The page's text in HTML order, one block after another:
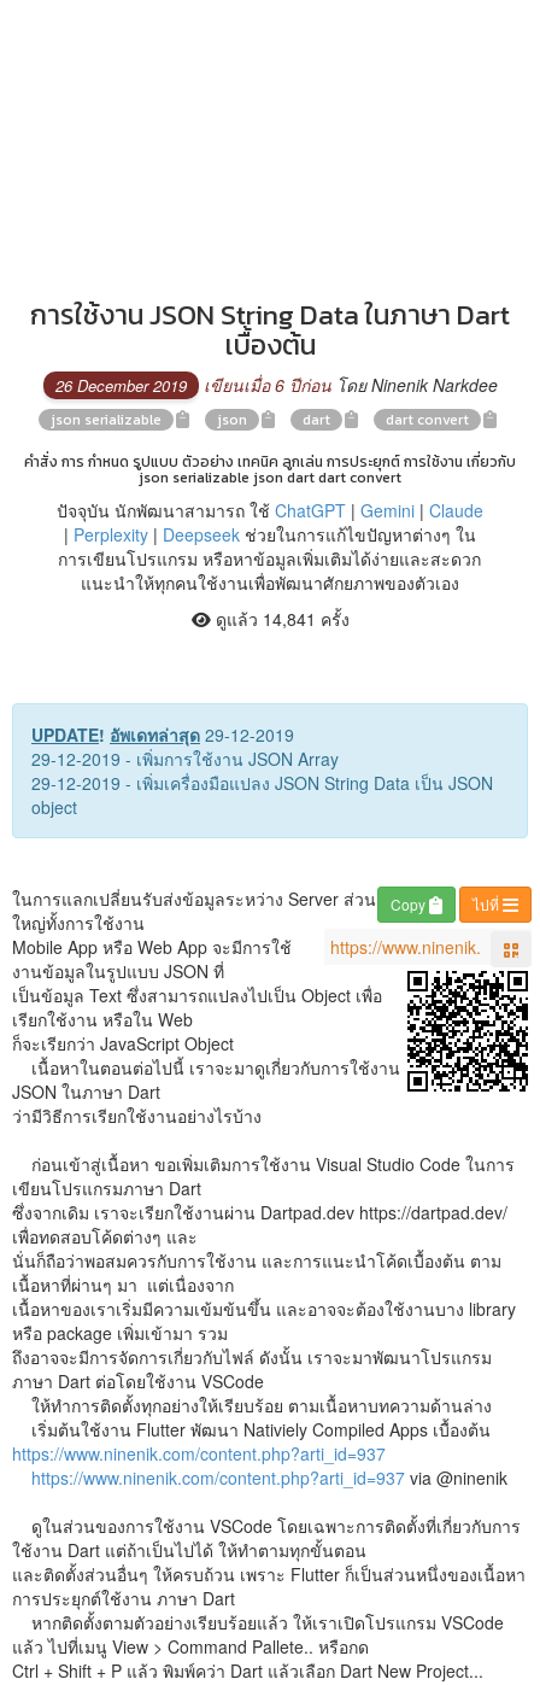
การใช้งาน JSON String Data ในภาษา Dart
เบื้องต้น
26 December 2019 เขียนเมื่อ 6 ปีก่อนโดย Ninenik Narkdee
json serializable json dart
dart convert
คำสั่ง การ กำหนด รูปแบบ ตัวอย่าง เทคนิค ลูกเล่น การประยุกต์ การใช้งาน เกี่ยวกับ
json serializable json dart dart convert
ปัจจุบัน นักพัฒนาสามารถ ใช้ ChatGPT| Gemini| Claude
| Perplexity| Deepseekช่วยในการแก้ไขปัญหาต่างๆ ใน
การเขียนโปรแกรม หรือหาข้อมูลเพิ่มเติมได้ง่ายและสะดวก
แนะนำให้ทุกคนใช้งานเพื่อพัฒนาศักยภาพของตัวเอง
ดูแล้ว 14,841 ครั้ง
UPDATE! อัพเดทล่าสุด 29-12-2019
29-12-2019 - เพิ่มการใช้งาน JSON Array
29-12-2019 - เพิ่มเครื่องมือแปลง JSON String Data เป็น JSON
object
ไปที่
Copy
ในการแลกเปลี่ยนรับส่งข้อมูลระหว่าง Server ส่วน
ใหญ่ทั้งการใช้งาน
Mobile App หรือ Web App จะมีการใช้
งานข้อมูลในรูปแบบ JSON ที่
เป็นข้อมูล Text ซึ่งสามารถแปลงไปเป็น Object เพื่อ
เรียกใช้งาน หรือใน Web
ก็จะเรียกว่า JavaScript Object
เนื้อหาในตอนต่อไปนี้ เราจะมาดูเกี่ยวกับการใช้งาน
JSON ในภาษา Dart
ว่ามีวิธีการเรียกใช้งานอย่างไรบ้าง
ก่อนเข้าสู่เนื้อหา ขอเพิ่มเติมการใช้งาน Visual Studio Code ในการ
เขียนโปรแกรมภาษา Dart
ซึ่งจากเดิม เราจะเรียกใช้งานผ่าน Dartpad.dev https://dartpad.dev/
เพื่อทดสอบโค้ดต่างๆ และ
นั่นก็ถือว่าพอสมควรกับการใช้งาน และการแนะนำโค้ดเบื้องต้น ตาม
เนื้อหาที่ผ่านๆ มา แต่เนื่องจาก
เนื้อหาของเราเริ่มมีความเข้มข้นขึ้น และอาจจะต้องใช้งานบาง library
หรือ package เพิ่มเข้ามา รวม
ถึงอาจจะมีการจัดการเกี่ยวกับไฟล์ ดังนั้น เราจะมาพัฒนาโปรแกรม
ภาษา Dart ต่อโดยใช้งาน VSCode
ให้ทำการติดตั้งทุกอย่างให้เรียบร้อย ตามเนื้อหาบทความด้านล่าง
เริ่มต้นใช้งาน Flutter พัฒนา Nativiely Compiled Apps เบื้องต้น
https://www.ninenik.com/content.php?arti_id=937
https://www.ninenik.com/content.php?arti_id=937 via @ninenik
ดูในส่วนของการใช้งาน VSCode โดยเฉพาะการติดตั้งที่เกี่ยวกับการ
ใช้งาน Dart แต่ถ้าเป็นไปได้ ให้ทำตามทุกขั้นตอน
และติดตั้งส่วนอื่นๆ ให้ครบถ้วน เพราะ Flutter ก็เป็นส่วนหนึ่งของเนื้อหา
การประยุกต์ใช้งาน ภาษา Dart
หากติดตั้งตามตัวอย่างเรียบร้อยแล้ว ให้เราเปิดโปรแกรม VSCode
แล้ว ไปที่เมนู View > Command Pallete.. หรือกด
Ctrl + Shift + P แล้ว พิมพ์คว่า Dart แล้วเลือก Dart New Project...